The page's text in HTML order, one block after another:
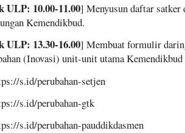
ULP: 10.00-11.00] Menyusun daftar satker
Kemendikbud.
ULP: 13.30-16.00] Membuat formulir
(Inovasi) unit-unit utama
s.id/perubahan-setjen
s.id/perubahan-gtk
s.id/perubahan-pauddikdasmen